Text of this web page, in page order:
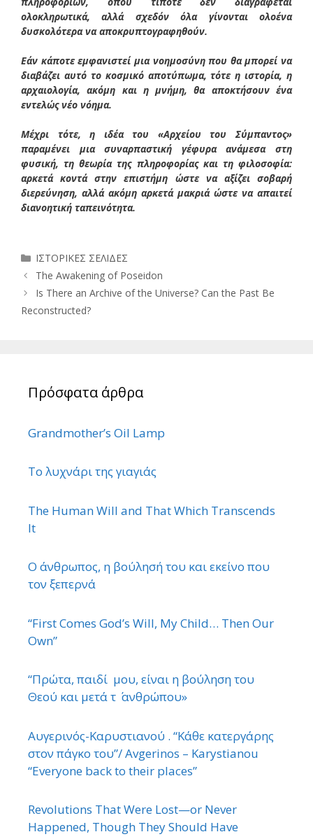
ολοκληρωτικά, αλλά σχεδόν όλα γίνονται ολοένα
δυσκολότερα να αποκρυπτογραφηθούν.
Εάν κάποτε εμφανιστεί μια νοημοσύνη που θα μπορεί να
διαβάζει αυτό το κοσμικό αποτύπωμα, τότε η ιστορία, η
αρχαιολογία, ακόμη και η μνήμη, θα αποκτήσουν ένα
εντελώς νέο νόημα.
Μέχρι τότε, η ιδέα του «Αρχείου του Σύμπαντος»
παραμένει μια συναρπαστική γέφυρα ανάμεσα στη
φυσική, τη θεωρία της πληροφορίας και τη φιλοσοφία:
αρκετά κοντά στην επιστήμη ώστε να αξίζει σοβαρή
διερεύνηση, αλλά ακόμη αρκετά μακριά ώστε να απαιτεί
διανοητική ταπεινότητα.
Κατηγορίες
ΙΣΤΟΡΙΚΕΣ ΣΕΛΙΔΕΣ
The Awakening of Poseidon
Is There an Archive of the Universe? Can the Past Be
Reconstructed?
Πρόσφατα άρθρα
Grandmother’s Oil Lamp
Το λυχνάρι της γιαγιάς
The Human Will and That Which Transcends
It
Ο άνθρωπος, η βούλησή του και εκείνο που
τον ξεπερνά
“First Comes God’s Will, My Child… Then Our
Own”
“Πρώτα, παιδί μου, είναι η βούληση του
Θεού και μετά τ ΄ ανθρώπου»
Αυγερινός-Καρυστιανού . “Κάθε κατεργάρης
στον πάγκο του”/ Avgerinos – Karystianou
“Εveryone back to their places”
Revolutions That Were Lost—or Never
Happened, Though They Should Have